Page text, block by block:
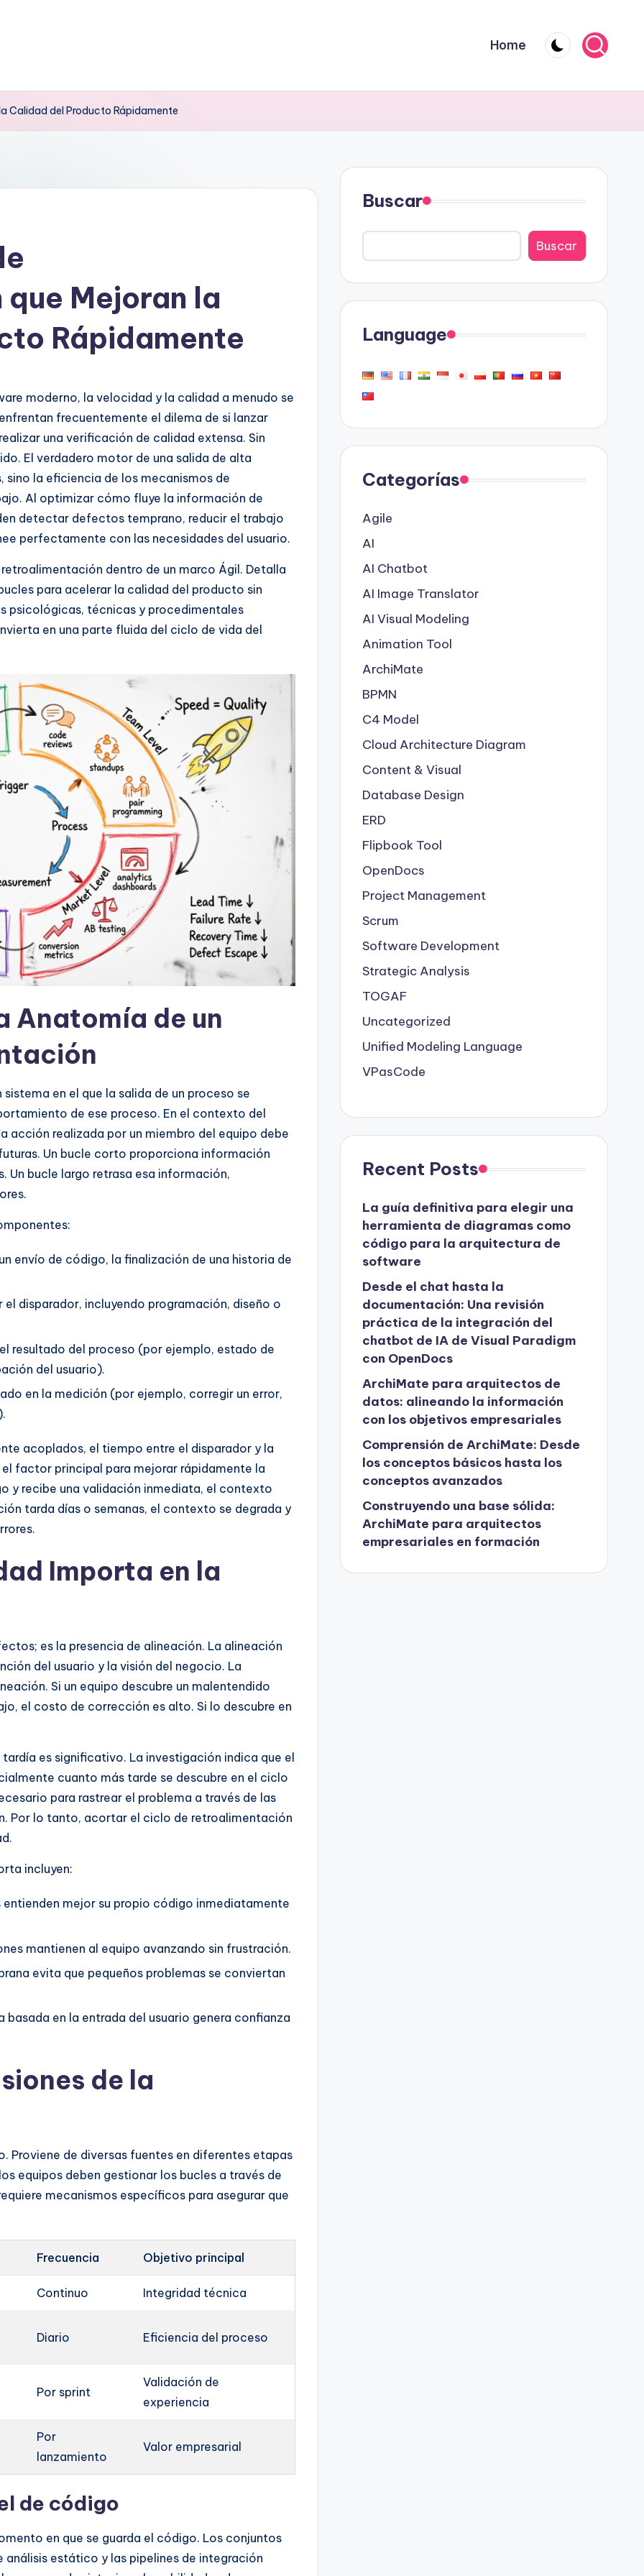
Home
Calidad del Producto Rápidamente
Mejoran la
Rápidamente
moderno, la velocidad y la calidad a menudo se
frecuentemente el dilema de si lanzar
una verificación de calidad extensa. Sin
El verdadero motor de una salida de alta
la eficiencia de los mecanismos de
Al optimizar cómo fluye la información de
detectar defectos temprano, reducir el trabajo
perfectamente con las necesidades del usuario.
dentro de un marco Ágil. Detalla
para acelerar la calidad del producto sin
psicológicas, técnicas y procedimentales
en una parte fluida del ciclo de vida del
Anatomía de un
en el que la salida de un proceso se
de ese proceso. En el contexto del
acción realizada por un miembro del equipo debe
Un bucle corto proporciona información
Un bucle largo retrasa esa información,
envío de código, la finalización de una historia de
disparador, incluyendo programación, diseño o
resultado del proceso (por ejemplo, estado de
del usuario).
en la medición (por ejemplo, corregir un error,
acoplados, el tiempo entre el disparador y la
factor principal para mejorar rápidamente la
y recibe una validación inmediata, el contexto
tarda días o semanas, el contexto se degrada y
Importa en la
es la presencia de alineación. La alineación
del usuario y la visión del negocio. La
Si un equipo descubre un malentendido
el costo de corrección es alto. Si lo descubre en
es significativo. La investigación indica que el
cuanto más tarde se descubre en el ciclo
para rastrear el problema a través de las
Por lo tanto, acortar el ciclo de retroalimentación
incluyen:
entienden mejor su propio código inmediatamente
mantienen al equipo avanzando sin frustración.
evita que pequeños problemas se conviertan
basada en la entrada del usuario genera confianza
de la
Proviene de diversas fuentes en diferentes etapas
equipos deben gestionar los bucles a través de
mecanismos específicos para asegurar que
Frecuencia Objetivo principal
Continuo Integridad técnica
Diario Eficiencia del proceso
Por sprint
Validación de
experiencia
Por
lanzamiento
Valor empresarial
de código
en que se guarda el código. Los conjuntos
estático y las pipelines de integración
Buscar
Buscar
Language
Categorías
Agile
AI
AI Chatbot
AI Image Translator
AI Visual Modeling
Animation Tool
ArchiMate
BPMN
C4 Model
Cloud Architecture Diagram
Content & Visual
Database Design
ERD
Flipbook Tool
OpenDocs
Project Management
Scrum
Software Development
Strategic Analysis
TOGAF
Uncategorized
Unified Modeling Language
VPasCode
Recent Posts
La guía definitiva para elegir una
herramienta de diagramas como
código para la arquitectura de
software
Desde el chat hasta la
documentación: Una revisión
práctica de la integración del
chatbot de IA de Visual Paradigm
con OpenDocs
ArchiMate para arquitectos de
datos: alineando la información
con los objetivos empresariales
Comprensión de ArchiMate: Desde
los conceptos básicos hasta los
conceptos avanzados
Construyendo una base sólida:
ArchiMate para arquitectos
empresariales en formación